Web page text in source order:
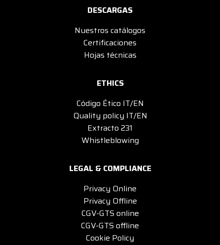
DESCARGAS
Nuestros catálogos
Certificaciones
Hojas técnicas
ETHICS
Código Ético IT/EN
Quality policy IT/EN
Extracto 231
Whistleblowing
LEGAL & COMPLIANCE
Privacy Online
Privacy Offline
CGV-GTS online
CGV-GTS offline
Cookie Policy